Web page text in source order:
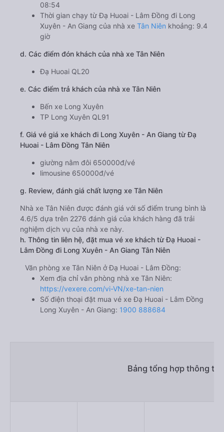
08:54
Thời gian chạy từ Đạ Huoai - Lâm Đồng đi Long
Xuyên - An Giang của nhà xe Tân Niên khoảng: 9.4
giờ
d. Các điểm đón khách của nhà xe Tân Niên
Đạ Huoai QL20
e. Các điểm trả khách của nhà xe Tân Niên
Bến xe Long Xuyên
TP Long Xuyên QL91
f. Giá vé giá xe khách đi Long Xuyên - An Giang từ Đạ
Huoai - Lâm Đồng Tân Niên
giường nằm đôi 650000đ/vé
limousine 650000đ/vé
g. Review, đánh giá chất lượng xe Tân Niên
Nhà xe Tân Niên được đánh giá với số điểm trung bình là
4.6/5 dựa trên 2276 đánh giá của khách hàng đã trải
nghiệm dịch vụ của nhà xe này.
h. Thông tin liên hệ, đặt mua vé xe khách từ Đạ Huoai -
Lâm Đồng đi Long Xuyên - An Giang Tân Niên
Văn phòng xe Tân Niên ở Đạ Huoai - Lâm Đồng:
Xem địa chỉ văn phòng nhà xe Tân Niên:
https://vexere.com/vi-VN/xe-tan-nien
Số điện thoại đặt mua vé xe Đạ Huoai - Lâm Đồng
Long Xuyên - An Giang: 1900 888684
Bảng tổng hợp thông